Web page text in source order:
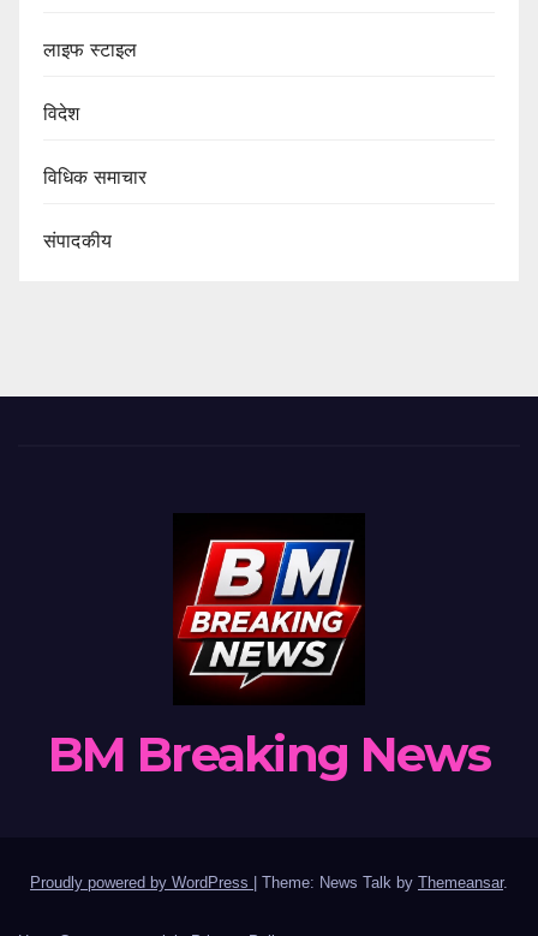
लाइफ स्टाइल
विदेश
विधिक समाचार
संपादकीय
BM Breaking News
Proudly powered by WordPress Theme: News Talk by Themeansar.